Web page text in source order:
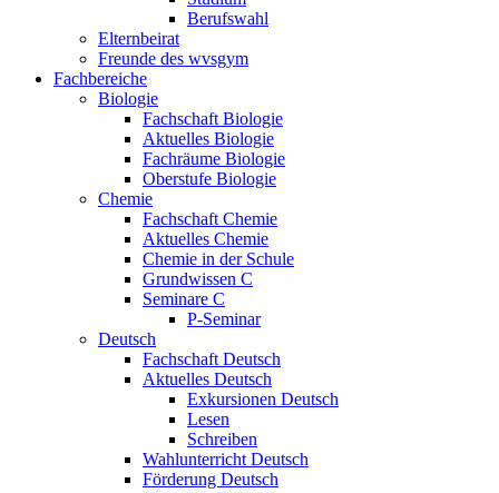
Berufswahl
Elternbeirat
Freunde des wvsgym
Fachbereiche
Biologie
Fachschaft Biologie
Aktuelles Biologie
Fachräume Biologie
Oberstufe Biologie
Chemie
Fachschaft Chemie
Aktuelles Chemie
Chemie in der Schule
Grundwissen C
Seminare C
P-Seminar
Deutsch
Fachschaft Deutsch
Aktuelles Deutsch
Exkursionen Deutsch
Lesen
Schreiben
Wahlunterricht Deutsch
Förderung Deutsch